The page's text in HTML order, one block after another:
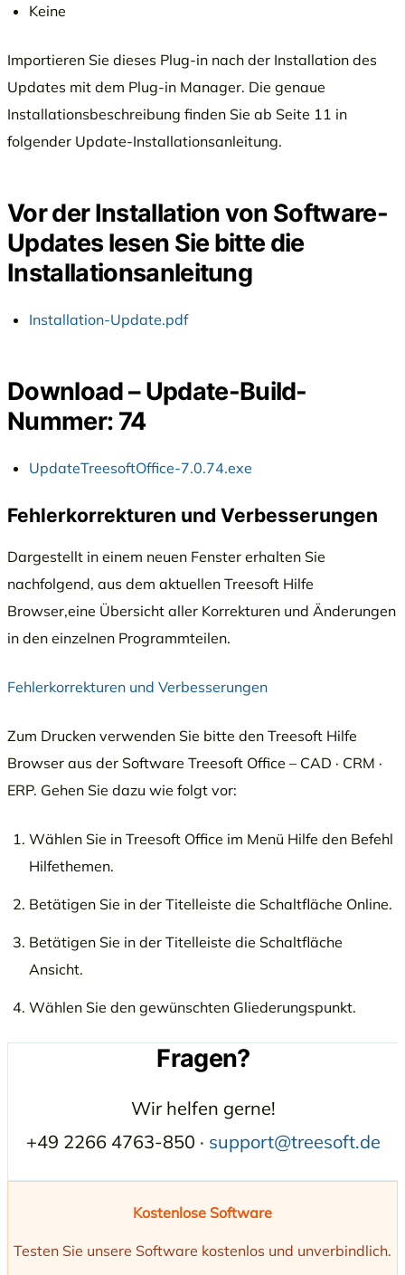
Keine
Importieren Sie dieses Plug-in nach der Installation des
Updates mit dem Plug-in Manager. Die genaue
Installationsbeschreibung finden Sie ab Seite 11 in
folgender Update-Installationsanleitung.
Vor der Installation von Software-
Updates lesen Sie bitte die
Installationsanleitung
Installation-Update.pdf
Download – Update-Build-
Nummer: 74
UpdateTreesoftOffice-7.0.74.exe
Fehlerkorrekturen und Verbesserungen
Dargestellt in einem neuen Fenster erhalten Sie
nachfolgend, aus dem aktuellen Treesoft Hilfe
Browser,eine Übersicht aller Korrekturen und Änderungen
in den einzelnen Programmteilen.
Fehlerkorrekturen und Verbesserungen
Zum Drucken verwenden Sie bitte den Treesoft Hilfe
Browser aus der Software Treesoft Office – CAD · CRM ·
ERP. Gehen Sie dazu wie folgt vor:
Wählen Sie in Treesoft Office im Menü Hilfe den Befehl
Hilfethemen.
Betätigen Sie in der Titelleiste die Schaltfläche Online.
Betätigen Sie in der Titelleiste die Schaltfläche
Ansicht.
Wählen Sie den gewünschten Gliederungspunkt.
Fragen?
Wir helfen gerne!
+49 2266 4763-850 · support@treesoft.de
Kostenlose Software
Testen Sie unsere Software kostenlos und unverbindlich.